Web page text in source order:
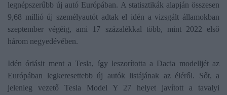
legnépszerűbb új autó Európában. A statisztikák alapján összesen
9,68 millió új személyautót adtak el idén a vizsgált államokban
szeptember végéig, ami 17 százalékkal több, mint 2022 első
három negyedévében.
Idén óriásit ment a Tesla, így leszorította a Dacia modelljét az
Európában legkeresettebb új autók listájának az éléről. Sőt, a
jelenleg vezető Tesla Model Y 27 helyet javított a tavalyi